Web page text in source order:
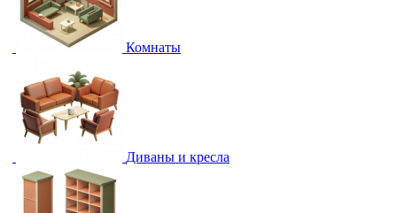
Комнаты
Диваны и кресла